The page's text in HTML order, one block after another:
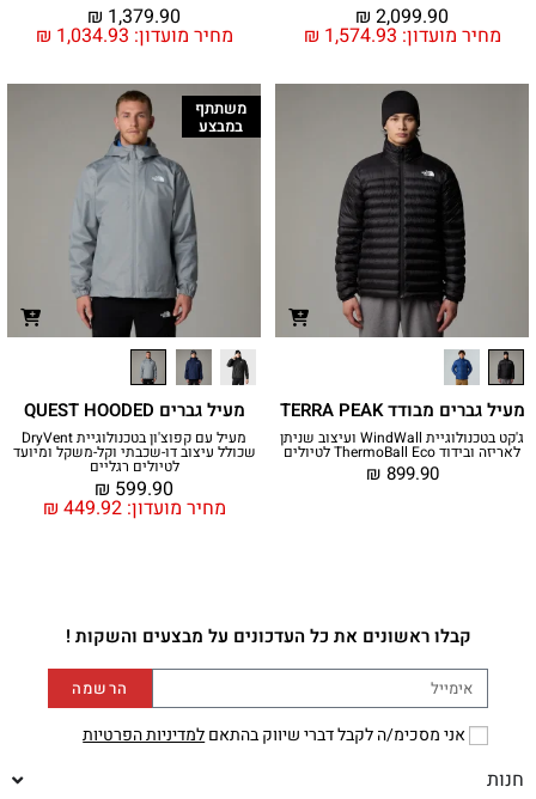
מחיר מועדון: ₪ 1,574.93
₪ 2,099.90
מחיר מועדון: ₪ 1,034.93
₪ 1,379.90
מעיל גברים מבודד TERRA PEAK
ג'קט בטכנולוגיית WindWall ועיצוב שניתן
לאריזה ובידוד ThermoBall Eco לטיולים
₪ 899.90
משתתף
במבצע
מעיל גברים QUEST HOODED
מעיל עם קפוצ'ון בטכנולוגיית DryVent
שכולל עיצוב דו-שכבתי וקל-משקל ומיועד
לטיולים רגליים
מחיר מועדון: ₪ 449.92
₪ 599.90
קבלו ראשונים את כל העדכונים על מבצעים והשקות !
אני מסכימ/ה לקבל דברי שיווק בהתאםלמדיניות הפרטיות
הרשמה
חנות